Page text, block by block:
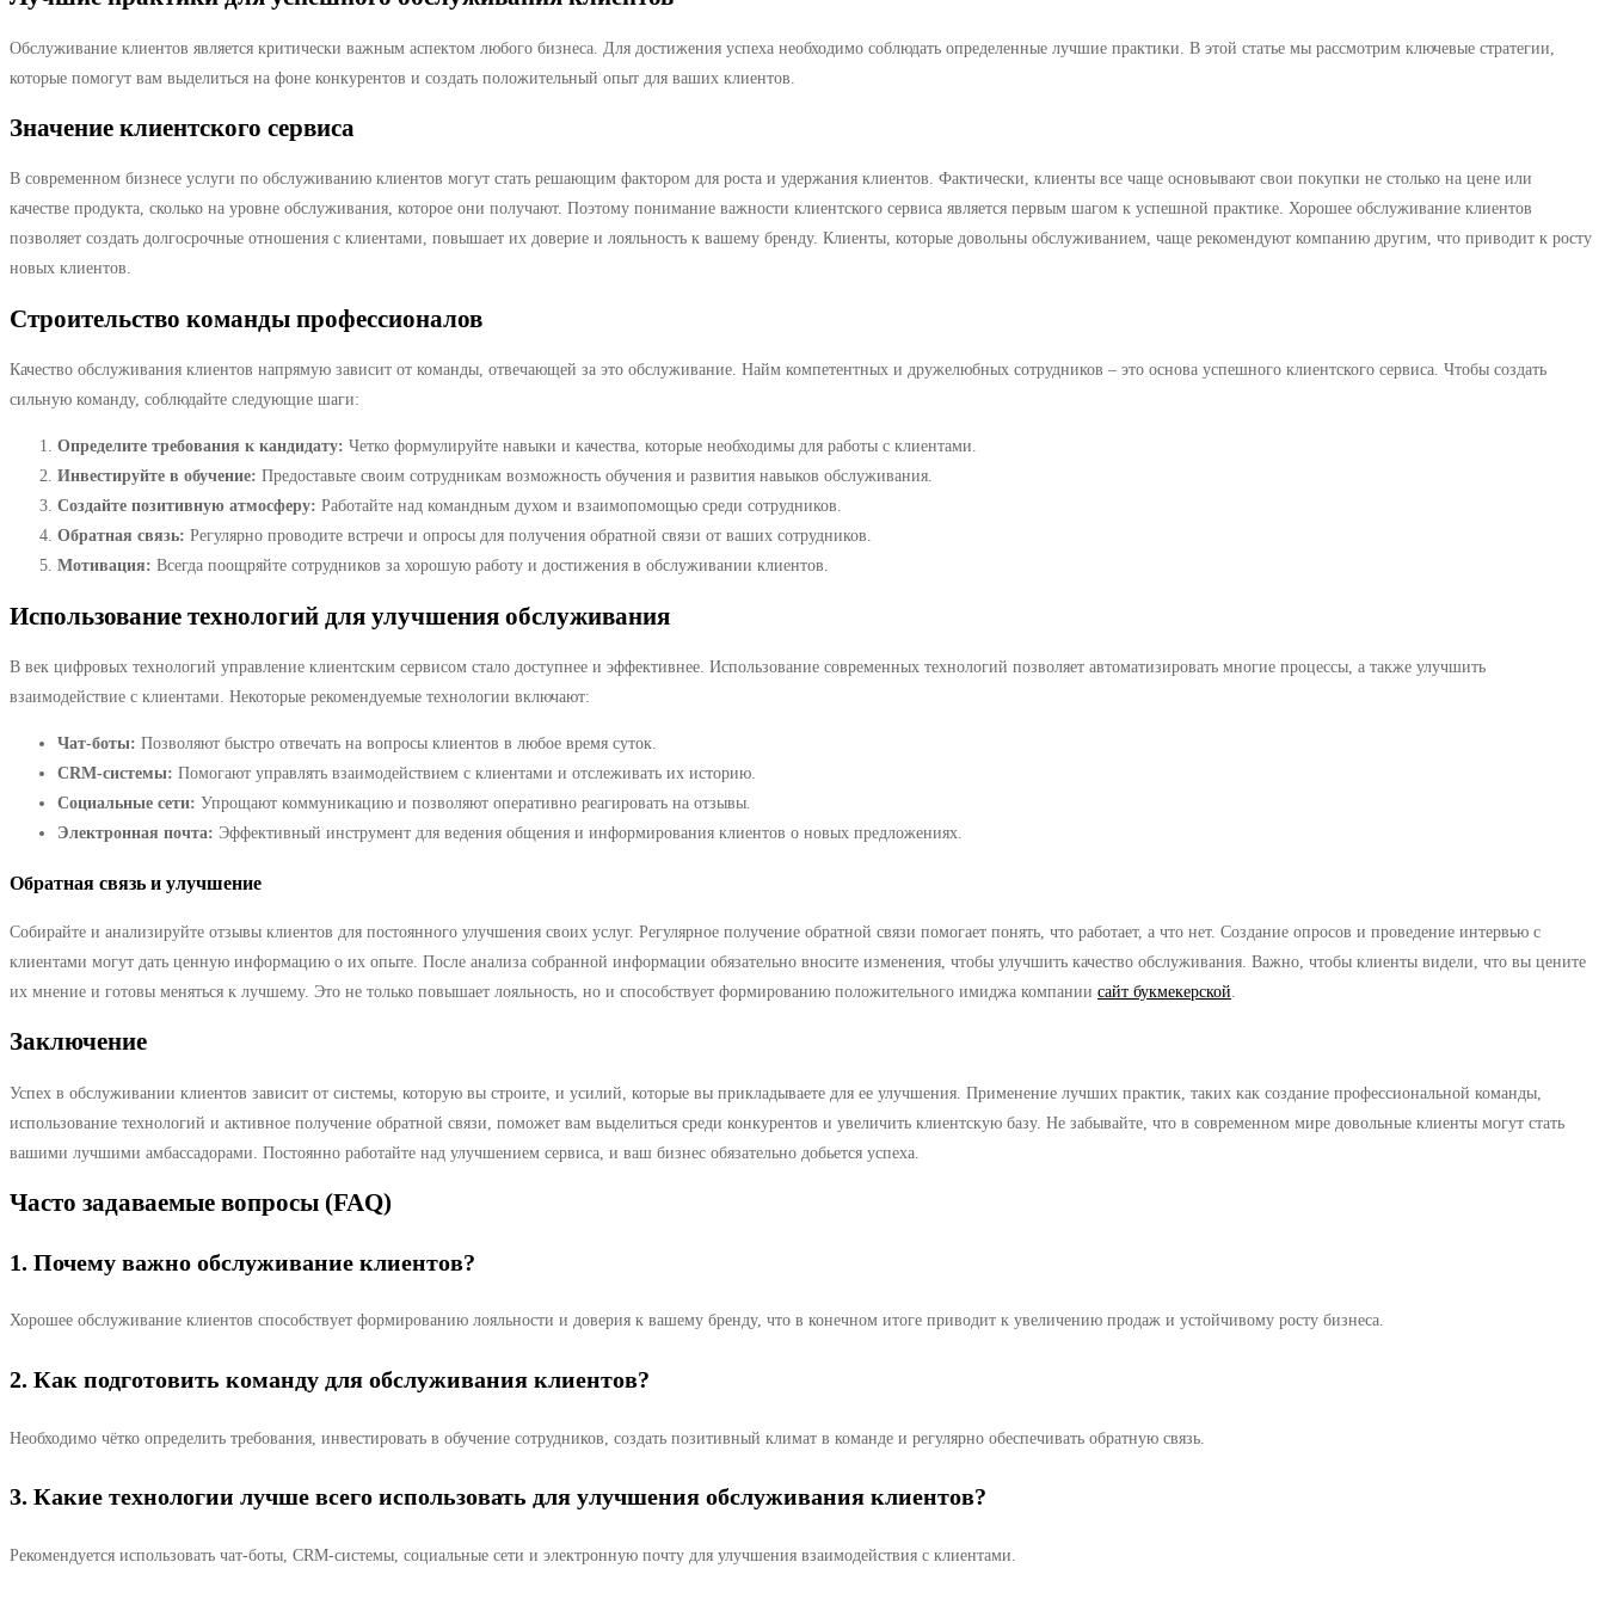
Обслуживание клиентов является критически важным аспектом любого бизнеса. Для достижения успеха необходимо соблюдать определенные лучшие практики. В этой статье мы рассмотрим ключевые стратегии,
которые помогут вам выделиться на фоне конкурентов и создать положительный опыт для ваших клиентов.
Значение клиентского сервиса
В современном бизнесе услуги по обслуживанию клиентов могут стать решающим фактором для роста и удержания клиентов. Фактически, клиенты все чаще основывают свои покупки не столько на цене или
качестве продукта, сколько на уровне обслуживания, которое они получают. Поэтому понимание важности клиентского сервиса является первым шагом к успешной практике. Хорошее обслуживание клиентов
позволяет создать долгосрочные отношения с клиентами, повышает их доверие и лояльность к вашему бренду. Клиенты, которые довольны обслуживанием, чаще рекомендуют компанию другим, что приводит к росту
новых клиентов.
Строительство команды профессионалов
Качество обслуживания клиентов напрямую зависит от команды, отвечающей за это обслуживание. Найм компетентных и дружелюбных сотрудников – это основа успешного клиентского сервиса. Чтобы создать
сильную команду, соблюдайте следующие шаги:
Определите требования к кандидату: Четко формулируйте навыки и качества, которые необходимы для работы с клиентами.
Инвестируйте в обучение: Предоставьте своим сотрудникам возможность обучения и развития навыков обслуживания.
Создайте позитивную атмосферу: Работайте над командным духом и взаимопомощью среди сотрудников.
Обратная связь: Регулярно проводите встречи и опросы для получения обратной связи от ваших сотрудников.
Мотивация: Всегда поощряйте сотрудников за хорошую работу и достижения в обслуживании клиентов.
Использование технологий для улучшения обслуживания
В век цифровых технологий управление клиентским сервисом стало доступнее и эффективнее. Использование современных технологий позволяет автоматизировать многие процессы, а также улучшить
взаимодействие с клиентами. Некоторые рекомендуемые технологии включают:
Чат-боты: Позволяют быстро отвечать на вопросы клиентов в любое время суток.
CRM-системы: Помогают управлять взаимодействием с клиентами и отслеживать их историю.
Социальные сети: Упрощают коммуникацию и позволяют оперативно реагировать на отзывы.
Электронная почта: Эффективный инструмент для ведения общения и информирования клиентов о новых предложениях.
Обратная связь и улучшение
Собирайте и анализируйте отзывы клиентов для постоянного улучшения своих услуг. Регулярное получение обратной связи помогает понять, что работает, а что нет. Создание опросов и проведение интервью с
клиентами могут дать ценную информацию о их опыте. После анализа собранной информации обязательно вносите изменения, чтобы улучшить качество обслуживания. Важно, чтобы клиенты видели, что вы цените
их мнение и готовы меняться к лучшему. Это не только повышает лояльность, но и способствует формированию положительного имиджа компании сайт букмекерской
Заключение
Успех в обслуживании клиентов зависит от системы, которую вы строите, и усилий, которые вы прикладываете для ее улучшения. Применение лучших практик, таких как создание профессиональной команды,
использование технологий и активное получение обратной связи, поможет вам выделиться среди конкурентов и увеличить клиентскую базу. Не забывайте, что в современном мире довольные клиенты могут стать
вашими лучшими амбассадорами. Постоянно работайте над улучшением сервиса, и ваш бизнес обязательно добьется успеха.
Часто задаваемые вопросы (FAQ)
1. Почему важно обслуживание клиентов?
Хорошее обслуживание клиентов способствует формированию лояльности и доверия к вашему бренду, что в конечном итоге приводит к увеличению продаж и устойчивому росту бизнеса.
2. Как подготовить команду для обслуживания клиентов?
Необходимо чётко определить требования, инвестировать в обучение сотрудников, создать позитивный климат в команде и регулярно обеспечивать обратную связь.
3. Какие технологии лучше всего использовать для улучшения обслуживания клиентов?
Рекомендуется использовать чат-боты, CRM-системы, социальные сети и электронную почту для улучшения взаимодействия с клиентами.